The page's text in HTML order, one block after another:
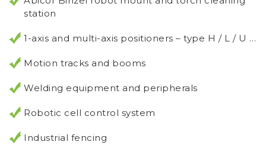
station
1-axis and multi-axis positioners – type H / L / U …
Motion tracks and booms
Welding equipment and peripherals
Robotic cell control system
Industrial fencing